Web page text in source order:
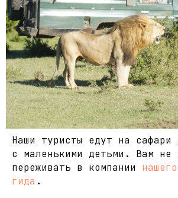
Наши туристы едут на сафари
с маленькими детьми. Вам не
переживать в компании
гида .